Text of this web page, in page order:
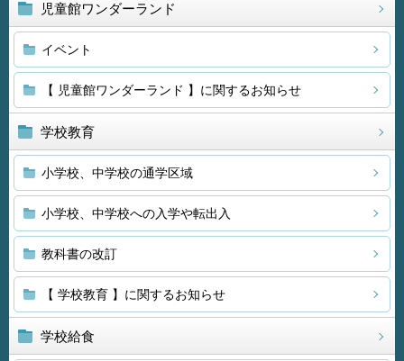
児童館ワンダーランド
イベント
【 児童館ワンダーランド 】に関するお知らせ
学校教育
小学校、中学校の通学区域
小学校、中学校への入学や転出入
教科書の改訂
【 学校教育 】に関するお知らせ
学校給食